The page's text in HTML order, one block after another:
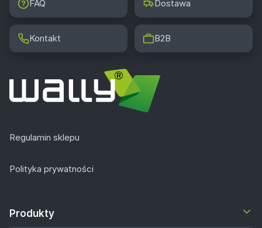
FAQ Dostawa
Kontakt B2B
Regulamin sklepu
Polityka prywatności
Produkty